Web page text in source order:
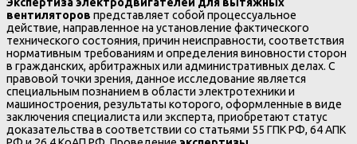
вентиляторов представляет собой процессуальное
действие, направленное на установление фактического
технического состояния, причин неисправности, соответствия
нормативным требованиям и определения виновности сторон
в гражданских, арбитражных или административных делах. С
правовой точки зрения, данное исследование является
специальным познанием в области электротехники и
машиностроения, результаты которого, оформленные в виде
заключения специалиста или эксперта, приобретают статус
доказательства в соответствии со статьями 55 ГПК РФ, 64 АПК